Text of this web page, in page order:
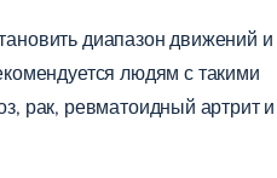
диапазон движений и
людям с такими
рак, ревматоидный артрит и